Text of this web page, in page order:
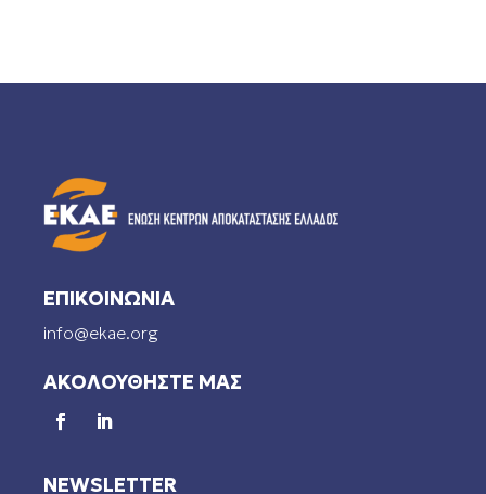
ΕΠΙΚΟΙΝΩΝΙΑ
info@ekae.org
ΑΚΟΛΟΥΘΗΣΤΕ ΜΑΣ
NEWSLETTER